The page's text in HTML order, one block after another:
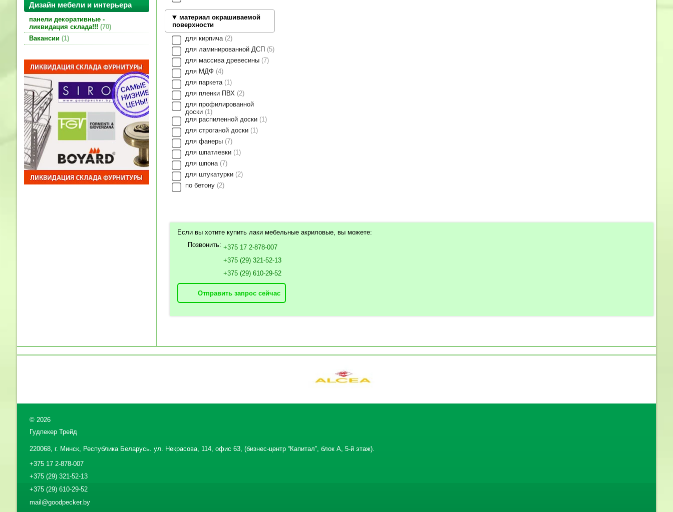
Дизайн мебели и интерьера
панели декоративные -
ликвидация склада!!! 70
Вакансии 1
материал окрашиваемой
поверхности
для кирпича 2
для ламинированной ДСП
5
для массива древесины 7
для МДФ 4
для паркета 1
для пленки ПВХ
2
для профилированной
доски 1
для распиленной доски 1
для строганой доски 1
для фанеры 7
для шпатлевки 1
для шпона 7
для штукатурки 2
по бетону 2
Если вы хотите купить лаки мебельные акриловые, вы можете:
Позвонить: +375 17 2-878-007
+375 (29) 321-52-13
+375 (29) 610-29-52
Отправить запрос сейчас
© 2026
Гудпекер Трейд
220068, г. Минск, Республика Беларусь. ул. Некрасова, 114, офис 63, (бизнес-центр “Капитал”, блок А, 5-й этаж).
+375 17 2-878-007
+375 (29) 321-52-13
+375 (29) 610-29-52
mail@goodpecker.by